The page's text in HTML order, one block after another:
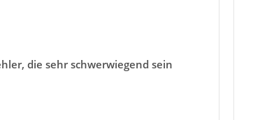
die sehr schwerwiegend sein